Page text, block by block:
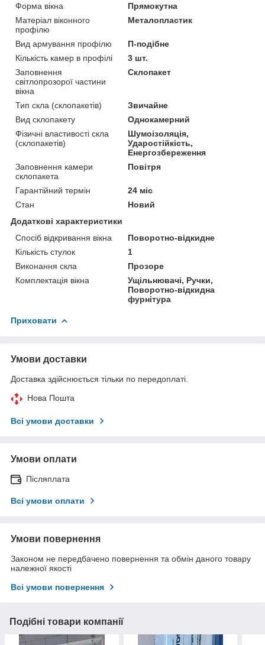
Форма вікна
Прямокутна
Матеріал віконного
профілю
Металопластик
Вид армування профілю
П-подібне
Кількість камер в профілі
3 шт.
Заповнення
світлопрозорої частини
вікна
Склопакет
Тип скла (склопакетів)
Звичайне
Вид склопакету
Однокамерний
Фізичні властивості скла
(склопакетів)
Шумоізоляція,
Ударостійкість,
Енергозбереження
Заповнення камери
склопакета
Повітря
Гарантійний термін
24 міс
Стан
Новий
Додаткові характеристики
Спосіб відкривання вікна
Поворотно-відкидне
Кількість стулок
1
Виконання скла
Прозоре
Комплектація вікна
Ущільнювачі, Ручки,
Поворотно-відкидна
фурнітура
Приховати
Умови доставки
Доставка здійснюється тільки по передоплаті.
Нова Пошта
Всі умови доставки
Умови оплати
Післяплата
Всі умови оплати
Умови повернення
Законом не передбачено повернення та обмін даного товару
належної якості
Всі умови повернення
Подібні товари компанії